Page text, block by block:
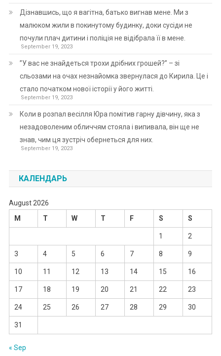
Дізнавшись, що я вагітна, батько вигнав мене. Ми з
малюком жили в покинутому будинку, доки сусіди не
почули плач дитини і поліція не відібрала її в мене.
September 19, 2023
”У вас не знайдеться трохи дрібних грошей?” – зі
сльозами на очах незнайомка звернулася до Кирила. Це і
стало початком нової історії у його житті.
September 19, 2023
Коли в розпал весілля Юра помітив гарну дівчину, яка з
незадоволеним обличчям стояла і випивала, він ще не
знав, чим ця зустріч обернеться для них.
September 19, 2023
КАЛЕНДАРЬ
August 2026
M
T W T F S S
1 2
3 4 5 6 7 8 9
10 11 12 13 14 15 16
17 18 19 20 21 22 23
24 25 26 27 28 29 30
31
« Sep